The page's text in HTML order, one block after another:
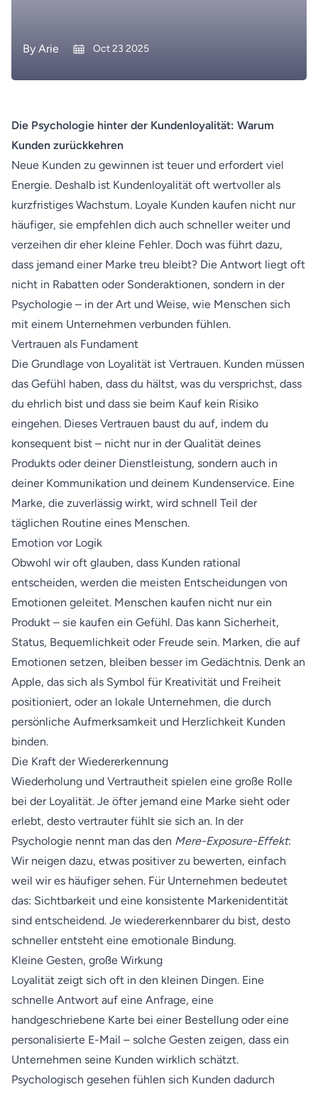
By Arie Oct 23 2025
Die Psychologie hinter der Kundenloyalität: Warum
Kunden zurückkehren
Neue Kunden zu gewinnen ist teuer und erfordert viel
Energie. Deshalb ist Kundenloyalität oft wertvoller als
kurzfristiges Wachstum. Loyale Kunden kaufen nicht nur
häufiger, sie empfehlen dich auch schneller weiter und
verzeihen dir eher kleine Fehler. Doch was führt dazu,
dass jemand einer Marke treu bleibt? Die Antwort liegt oft
nicht in Rabatten oder Sonderaktionen, sondern in der
Psychologie – in der Art und Weise, wie Menschen sich
mit einem Unternehmen verbunden fühlen.
Vertrauen als Fundament
Die Grundlage von Loyalität ist Vertrauen. Kunden müssen
das Gefühl haben, dass du hältst, was du versprichst, dass
du ehrlich bist und dass sie beim Kauf kein Risiko
eingehen. Dieses Vertrauen baust du auf, indem du
konsequent bist – nicht nur in der Qualität deines
Produkts oder deiner Dienstleistung, sondern auch in
deiner Kommunikation und deinem Kundenservice. Eine
Marke, die zuverlässig wirkt, wird schnell Teil der
täglichen Routine eines Menschen.
Emotion vor Logik
Obwohl wir oft glauben, dass Kunden rational
entscheiden, werden die meisten Entscheidungen von
Emotionen geleitet. Menschen kaufen nicht nur ein
Produkt – sie kaufen ein Gefühl. Das kann Sicherheit,
Status, Bequemlichkeit oder Freude sein. Marken, die auf
Emotionen setzen, bleiben besser im Gedächtnis. Denk an
Apple, das sich als Symbol für Kreativität und Freiheit
positioniert, oder an lokale Unternehmen, die durch
persönliche Aufmerksamkeit und Herzlichkeit Kunden
binden.
Die Kraft der Wiedererkennung
Wiederholung und Vertrautheit spielen eine große Rolle
bei der Loyalität. Je öfter jemand eine Marke sieht oder
erlebt, desto vertrauter fühlt sie sich an. In der
Psychologie nennt man das den Mere-Exposure-Effekt:
Wir neigen dazu, etwas positiver zu bewerten, einfach
weil wir es häufiger sehen. Für Unternehmen bedeutet
das: Sichtbarkeit und eine konsistente Markenidentität
sind entscheidend. Je wiedererkennbarer du bist, desto
schneller entsteht eine emotionale Bindung.
Kleine Gesten, große Wirkung
Loyalität zeigt sich oft in den kleinen Dingen. Eine
schnelle Antwort auf eine Anfrage, eine
handgeschriebene Karte bei einer Bestellung oder eine
personalisierte E-Mail – solche Gesten zeigen, dass ein
Unternehmen seine Kunden wirklich schätzt.
Psychologisch gesehen fühlen sich Kunden dadurch